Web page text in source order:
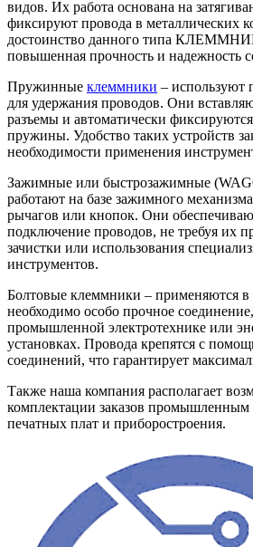
видов. Их работа основана на
фиксируют провода в металлических
достоинство данного типа
повышенная прочность и надежность
Пружинные клеммники –
для удержания проводов. Они
разъемы и автоматически
пружины. Удобство таких устройств
необходимости применения
Зажимные или быстрозажимные
работают на базе зажимного
рычагов или кнопок. Они
подключение проводов, не требуя их
зачистки или использования
инструментов.
Болтовые клеммники – применяются в
необходимо особо прочное
промышленной электротехнике или
установках. Провода крепятся с
соединений, что гарантирует
Также наша компания располагает
комплектации заказов промышленным
печатных плат и приборостроения.